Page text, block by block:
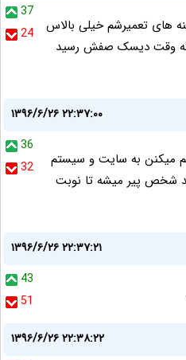
37
24
های تعمیرشم خیلی بالاس
بعد 3-4 سال که وقت دیسک صفش رسید
۱۳۹۶/۶/۲۶ ۲۲:۳۷:۰۰
36
32
میکنن به سایت و سیستم
نفر 60422 هستید شخص پیر میشه تا نوبت
۱۳۹۶/۶/۲۶ ۲۲:۳۷:۲۱
43
51
۱۳۹۶/۶/۲۶ ۲۲:۳۸:۲۲